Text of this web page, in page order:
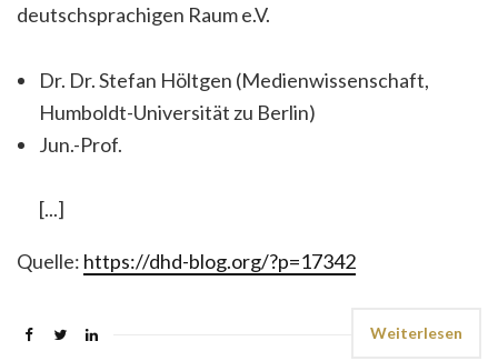
deutschsprachigen Raum e.V.
Dr. Dr. Stefan Höltgen (Medienwissenschaft,
Humboldt-Universität zu Berlin)
Jun.-Prof.
[...]
Quelle: https://dhd-blog.org/?p=17342
Weiterlesen